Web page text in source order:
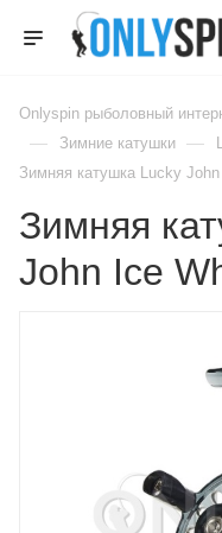
Onlyspin рыболовный
— Зимние катушки —
Зимняя катушка Lucky
Зимняя
John Ice